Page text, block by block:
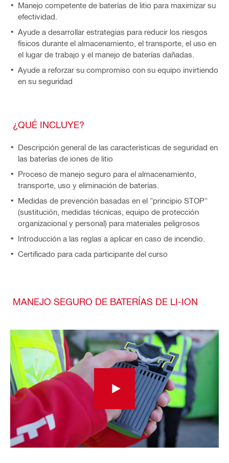
Manejo competente de baterías de litio para maximizar su
efectividad.
Ayude a desarrollar estrategias para reducir los riesgos
físicos durante el almacenamiento, el transporte, el uso en
el lugar de trabajo y el manejo de baterías dañadas.
Ayude a reforzar su compromiso con su equipo invirtiendo
en su seguridad
¿QUÉ INCLUYE?
Descripción general de las características de seguridad en
las baterías de iones de litio
Proceso de manejo seguro para el almacenamiento,
transporte, uso y eliminación de baterías.
Medidas de prevención basadas en el "principio STOP"
(sustitución, medidas técnicas, equipo de protección
organizacional y personal) para materiales peligrosos
Introducción a las reglas a aplicar en caso de incendio.
Certificado para cada participante del curso
MANEJO SEGURO DE BATERÍAS DE LI-ION